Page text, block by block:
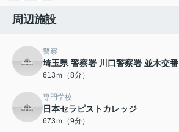
周辺施設
警察
埼玉県 警察署 川口警察署 並木交番
613ｍ（8分）
専門学校
日本セラピストカレッジ
673ｍ（9分）